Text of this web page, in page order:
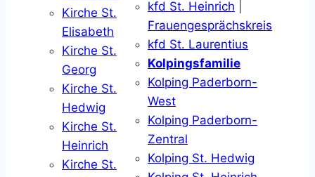
Kirche St.
Elisabeth
Kirche St.
Georg
Kirche St.
Hedwig
Kirche St.
Heinrich
Kirche St.
kfd St. Heinrich
Frauengesprächskreis
kfd St. Laurentius
Kolpingsfamilie
Kolping Paderborn-
West
Kolping Paderborn-
Zentral
Kolping St. Hedwig